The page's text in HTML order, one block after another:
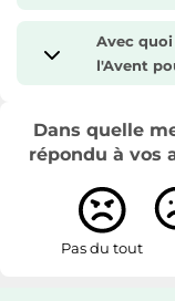
Avec
l'Avent
Dans quelle
répondu à vos
Pas du tout